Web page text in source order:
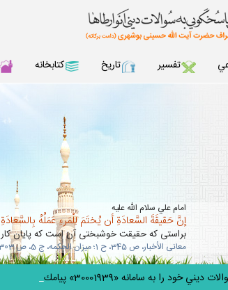
تفسير تاريخ كتابخانه
امام علي سلام الله عليه
إنَّ حَقيقَةَ السَّعادَةِ أن يُختَمَ لِلْمَرءِ عَمَلُهُ
براستى كه حقيقت خوشبختى آن است كه پايان
معانى الأخبار، ص 345، ح 1؛ ميزان الحكمه، ج 5، ص 303.
خود را به سامانه «30001939» پيامك كنيد